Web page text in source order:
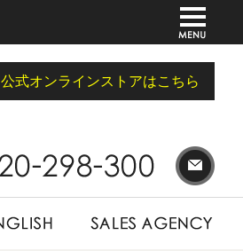
公式オンラインストアはこちら